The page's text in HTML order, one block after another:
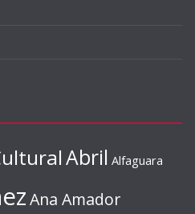
Abril Alfaguara
Ana Amador